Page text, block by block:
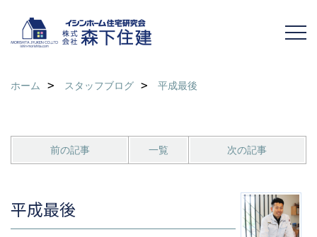
ホーム スタッフブログ 平成最後
前の記事 一覧 次の記事
平成最後